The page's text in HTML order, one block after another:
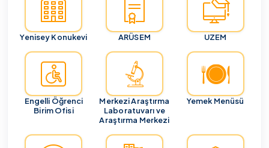
Yenisey Konukevi ARÜSEM UZEM
Engelli Öğrenci
Birim Ofisi
Merkezi Araştırma
Laboratuvarı ve
Araştırma Merkezi
Yemek Menüsü